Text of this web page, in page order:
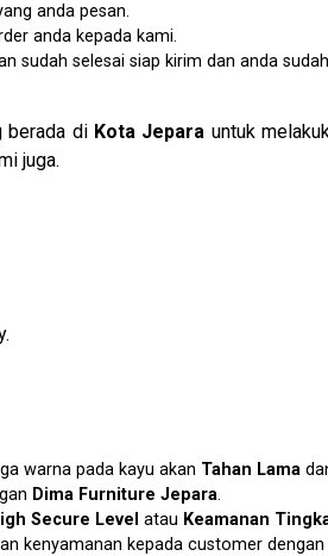
anda pesan.
anda kepada kami.
sudah selesai siap kirim dan anda
berada di Kota Jepara untuk
juga.
warna pada kayu akan Tahan Lama
Dima Furniture Jepara.
Secure Level atau Keamanan
kenyamanan kepada customer